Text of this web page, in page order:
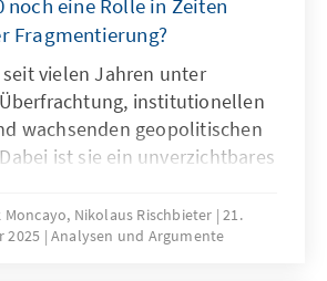
noch eine Rolle in Zeiten
Fragmentierung?
seit vielen Jahren unter
institutionellen
wachsenden geopolitischen
ist sie ein unverzichtbares
Legitimität und Wirksamkeit
Dies kann nur gelingen,
Moncayo, Nikolaus Rischbieter 21.
2025 Analysen und Argumente